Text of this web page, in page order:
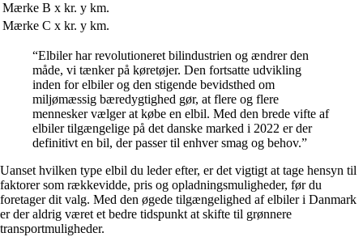
Mærke B x kr. y km.
Mærke C x kr. y km.
“Elbiler har revolutioneret bilindustrien og ændrer den
måde, vi tænker på køretøjer. Den fortsatte udvikling
inden for elbiler og den stigende bevidsthed om
miljømæssig bæredygtighed gør, at flere og flere
mennesker vælger at købe en elbil. Med den brede vifte af
elbiler tilgængelige på det danske marked i 2022 er der
definitivt en bil, der passer til enhver smag og behov.”
Uanset hvilken type elbil du leder efter, er det vigtigt at tage hensyn til
faktorer som rækkevidde, pris og opladningsmuligheder, før du
foretager dit valg. Med den øgede tilgængelighed af elbiler i Danmark
er der aldrig været et bedre tidspunkt at skifte til grønnere
transportmuligheder.